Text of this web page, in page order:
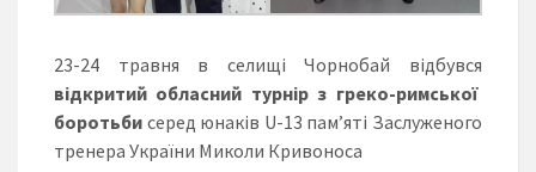
23-24 травня в селищі Чорнобай відбувся
відкритий обласний турнір з греко-римської
боротьби серед юнаків U-13 пам’яті Заслуженого
тренера України Миколи Кривоноса